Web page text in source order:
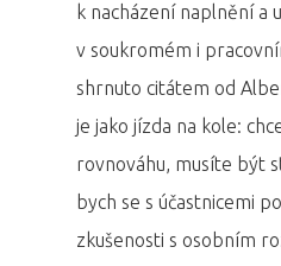
k nacházení naplnění a
v soukromém i
shrnuto citátem od
je jako jízda na kole:
rovnováhu, musíte být
bych se s účastnicemi
zkušenosti s osobním